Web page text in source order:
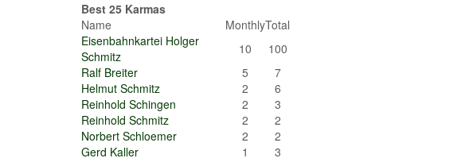
Best 25 Karmas
Name
MonthlyTotal
Eisenbahnkartei Holger
Schmitz
10
100
Ralf Breiter
5
7
Helmut Schmitz
2
6
Reinhold Schingen
2
3
Reinhold Schmitz
2
2
Norbert Schloemer
2
2
Gerd Kaller
1
3